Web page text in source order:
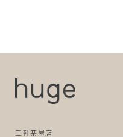
三軒茶屋店